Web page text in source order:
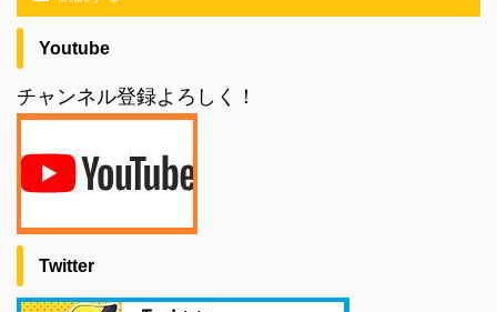
Youtube
チャンネル登録よろしく！
Twitter